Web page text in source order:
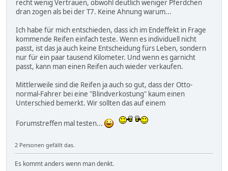
recht wenig Vertrauen, obwohl deutlich weniger Pferdchen
dran zogen als bei der T7. Keine Ahnung warum...
Ich habe für mich entschieden, dass ich im Endeffekt in Frage
kommende Reifen einfach teste. Wenn es individuell nicht
passt, ist das ja auch keine Entscheidung fürs Leben, sondern
nur für ein paar tausend Kilometer. Und wenn es garnicht
passt, kann man einen Reifen auch wieder verkaufen.
Mittlerweile sind die Reifen ja auch so gut, dass der Otto-
normal-Fahrer bei eine "Blindverkostung" kaum einen
Unterschied bemerkt. Wir sollten das auf einem
Forumstreffen mal testen...
2 Personen gefällt das.
Es kommt anders wenn man denkt.